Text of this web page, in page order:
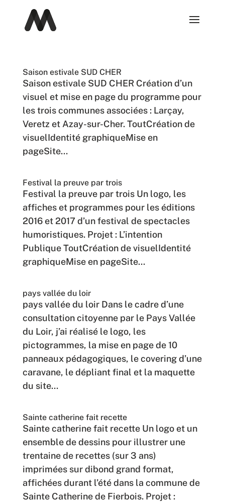
Saison estivale SUD CHER
Saison estivale SUD CHER Création d’un
visuel et mise en page du programme pour
les trois communes associées : Larçay,
Veretz et Azay-sur-Cher. ToutCréation de
visuelIdentité graphiqueMise en
pageSite...
Festival la preuve par trois
Festival la preuve par trois Un logo, les
affiches et programmes pour les éditions
2016 et 2017 d’un festival de spectacles
humoristiques. Projet : L’intention
Publique ToutCréation de visuelIdentité
graphiqueMise en pageSite...
pays vallée du loir
pays vallée du loir Dans le cadre d’une
consultation citoyenne par le Pays Vallée
du Loir, j’ai réalisé le logo, les
pictogrammes, la mise en page de 10
panneaux pédagogiques, le covering d’une
caravane, le dépliant final et la maquette
du site...
Sainte catherine fait recette
Sainte catherine fait recette Un logo et un
ensemble de dessins pour illustrer une
trentaine de recettes (sur 3 ans)
imprimées sur dibond grand format,
affichées durant l’été dans la commune de
Sainte Catherine de Fierbois. Projet :